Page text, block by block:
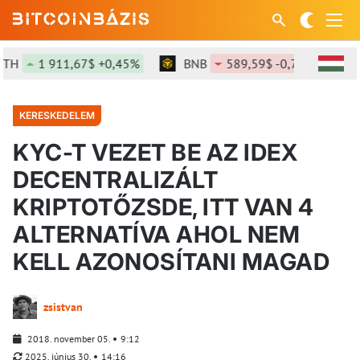
1 911,67$ +0,45% BNB 589,59$ -0,72% SOL
KERESKEDELEM
KYC-T VEZET BE AZ IDEX
DECENTRALIZÁLT
KRIPTOTŐZSDE, ITT VAN 4
ALTERNATÍVA AHOL NEM
KELL AZONOSÍTANI MAGAD
zsistvan
2018. november 05.
9:12
2025. június 30.
14:16